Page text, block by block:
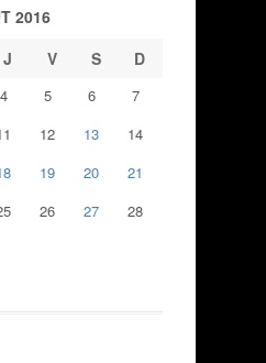
2016
J V S D
4 5 6
7
12 13
14
19 20
21
26 27
28